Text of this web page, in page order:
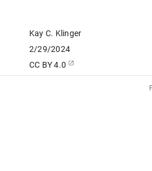
Kay C. Klinger
2/29/2024
CC BY 4.0